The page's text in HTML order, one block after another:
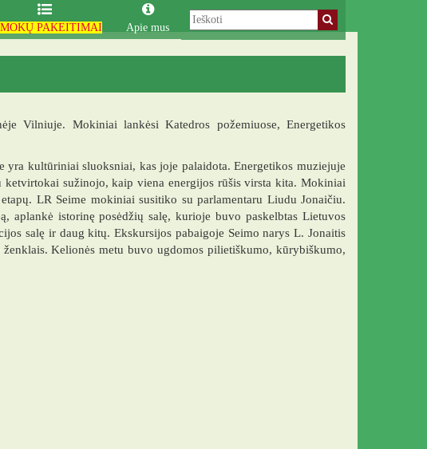
PAKEITIMAI Apie mus
Vilniuje. Mokiniai lankėsi Katedros požemiuose, Energetikos
kultūriniai sluoksniai, kas joje palaidota. Energetikos muziejuje
sužinojo, kaip viena energijos rūšis virsta kita. Mokiniai
LR Seime mokiniai susitiko su parlamentaru Liudu Jonaičiu.
aplankė istorinę posėdžių salę, kurioje buvo paskelbtas Lietuvos
salę ir daug kitų. Ekskursijos pabaigoje Seimo narys L. Jonaitis
Kelionės metu buvo ugdomos pilietiškumo, kūrybiškumo,